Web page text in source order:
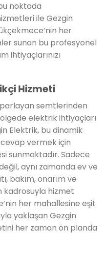
noktada
ile Gezgin
her
sunan bu profesyonel
ihtiyaçlarınızı
Hizmeti
semtlerinden
elektrik ihtiyaçları
Elektrik, bu dinamik
vermek için
sunmaktadır. Sadece
aynı zamanda ev ve
bakım, onarım ve
kadrosuyla hizmet
her mahallesine eşit
yaklaşan Gezgin
her zaman ön planda